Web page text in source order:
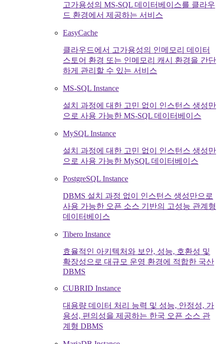
고가용성의 MS-SQL 데이터베이스를 클라우
드 환경에서 제공하는 서비스
EasyCache
클라우드에서 고가용성의 인메모리 데이터
스토어 환경 또는 인메모리 캐시 환경을 간단
하게 관리할 수 있는 서비스
MS-SQL Instance
설치 과정에 대한 고민 없이 인스턴스 생성만
으로 사용 가능한 MS-SQL 데이터베이스
MySQL Instance
설치 과정에 대한 고민 없이 인스턴스 생성만
으로 사용 가능한 MySQL 데이터베이스
PostgreSQL Instance
DBMS 설치 과정 없이 인스턴스 생성만으로
사용 가능한 오픈 소스 기반의 고성능 관계형
데이터베이스
Tibero Instance
효율적인 아키텍처와 보안, 성능, 호환성 및
확장성으로 대규모 운영 환경에 적합한 국산
DBMS
CUBRID Instance
대용량 데이터 처리 능력 및 성능, 안정성, 가
용성, 편의성을 제공하는 한국 오픈 소스 관
계형 DBMS